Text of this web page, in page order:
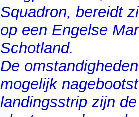
Squadron, bereidt
op een Engelse
Schotland.
De
mogelijk
landingsstrip zijn